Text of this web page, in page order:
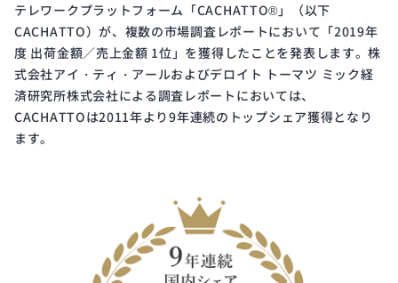
Public
Notice
電子
公示
ISMS
Certification
ISMS
認証
テレワークプラットフォーム「CACHATTO®」（以下
CACHATTO）が、複数の市場調査レポートにおいて「2019年
度 出荷金額／売上金額 1位」を獲得したことを発表します。株
式会社アイ・ティ・アールおよびデロイト トーマツ ミック経
済研究所株式会社による調査レポートにおいては、
CACHATTOは2011年より9年連続のトップシェア獲得となり
ます。